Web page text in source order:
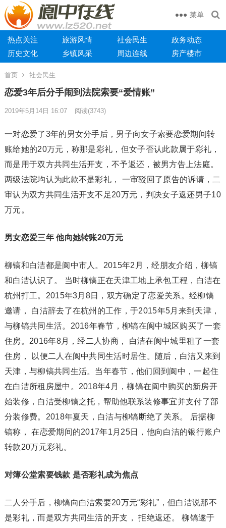
菜单
热点关注 旅游风情 社会民生
政务动态
历史文化
乡镇风采 周边连线 房产楼市
首页 社会民生
恋爱3年后分手闹到法院索要“爱情账”
2019年5月14日 16:07 阅读(3743)
一对恋爱了3年的男女分手后，男子向女子索要恋爱期间转
账给她的20万元，称那是彩礼，但女子否认此款属于彩礼，
而是用于双方共同生活开支，不予返还，被男方告上法庭。
两级法院均认为此款不是彩礼， 一审驳回了原告的诉请，二
审认为双方共同生活开支不足20万元，判决女子返还男子10
万元。
男女恋爱三年 他向她转账20万元
柳镐和白洁都是阆中市人。2015年2月，经朋友介绍，柳镐
和白洁认识了。 当时柳镐正在天津工地上承包工程，白洁在
杭州打工。2015年3月8日，双方确定了恋爱关系。经柳镐
邀请， 白洁辞去了在杭州的工作，于2015年5月来到天津，
与柳镐共同生活。2016年春节，柳镐在阆中城区购买了一套
住房。2016年8月，经二人协商， 白洁在阆中城里租了一套
住房， 以便二人在阆中共同生活时居住。随后，白洁又来到
天津，与柳镐共同生活。当年春节，他们回到阆中，一起住
在白洁所租房屋中。2018年4月，柳镐在阆中购买的新房开
始装修，白洁受柳镐之托，帮助他联系装修事宜并支付了部
分装修费。2018年夏天，白洁与柳镐断绝了关系。 后据柳
镐称， 在恋爱期间的2017年1月25日，他向白洁的银行账户
转款20万元彩礼。
对簿公堂索要钱款 是否彩礼成为焦点
二人分手后，柳镐向白洁索要20万元“彩礼”，但白洁说那不
是彩礼，而是双方共同生活的开支， 拒绝返还。 柳镐遂于